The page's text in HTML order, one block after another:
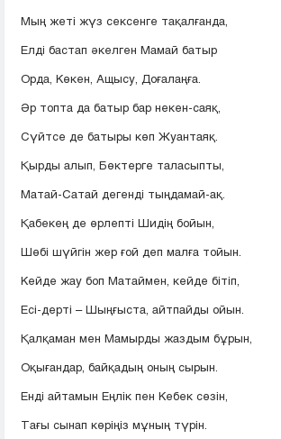
Мың жеті жүз сексенге тақалғанда,
Елді бастап әкелген Мамай батыр
Орда, Көкен, Ащысу, Доғалаңға.
Әр топта да батыр бар некен-саяқ,
Сүйтсе де батыры көп Жуантаяқ.
Қырды алып, Бөктерге таласыпты,
Матай-Сатай дегенді тыңдамай-ақ.
Қабекең де өрлепті Шидің бойын,
Шөбі шүйгін жер ғой деп малға тойын.
Кейде жау боп Матаймен, кейде бітіп,
Есі-дерті – Шыңғыста, айтпайды ойын.
Қалқаман мен Мамырды жаздым бұрын,
Оқығандар, байқадың оның сырын.
Енді айтамын Еңлік пен Кебек сөзін,
Тағы сынап көріңіз мұның түрін.